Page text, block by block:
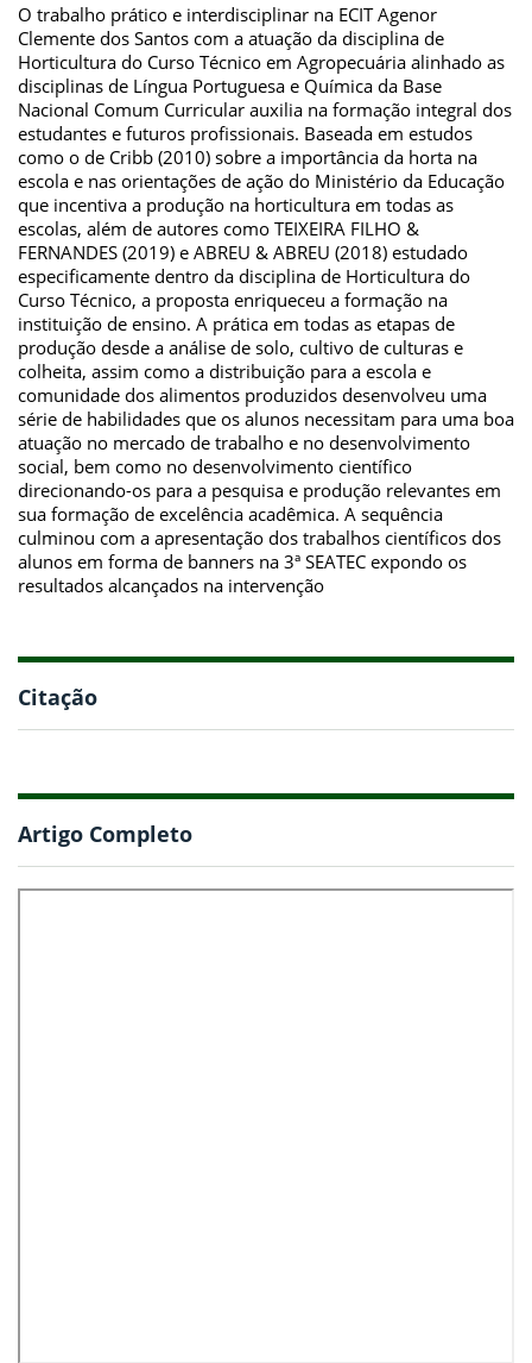
O trabalho prático e interdisciplinar na ECIT Agenor
Clemente dos Santos com a atuação da disciplina de
Horticultura do Curso Técnico em Agropecuária alinhado as
disciplinas de Língua Portuguesa e Química da Base
Nacional Comum Curricular auxilia na formação integral dos
estudantes e futuros profissionais. Baseada em estudos
como o de Cribb (2010) sobre a importância da horta na
escola e nas orientações de ação do Ministério da Educação
que incentiva a produção na horticultura em todas as
escolas, além de autores como TEIXEIRA FILHO &
FERNANDES (2019) e ABREU & ABREU (2018) estudado
especificamente dentro da disciplina de Horticultura do
Curso Técnico, a proposta enriqueceu a formação na
instituição de ensino. A prática em todas as etapas de
produção desde a análise de solo, cultivo de culturas e
colheita, assim como a distribuição para a escola e
comunidade dos alimentos produzidos desenvolveu uma
série de habilidades que os alunos necessitam para uma boa
atuação no mercado de trabalho e no desenvolvimento
social, bem como no desenvolvimento científico
direcionando-os para a pesquisa e produção relevantes em
sua formação de excelência acadêmica. A sequência
culminou com a apresentação dos trabalhos científicos dos
alunos em forma de banners na 3ª SEATEC expondo os
resultados alcançados na intervenção
Citação
Artigo Completo